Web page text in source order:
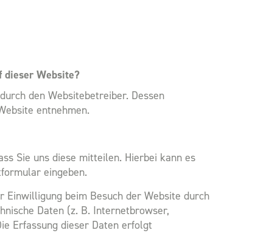
Website?
den Websitebetreiber. Dessen
entnehmen.
Sie uns diese mitteilen. Hierbei kann es
eingeben.
beim Besuch der Website durch
Daten (z. B. Internetbrowser,
Erfassung dieser Daten erfolgt